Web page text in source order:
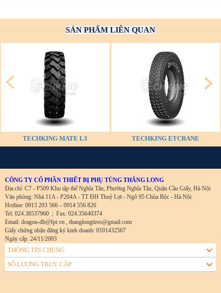
SẢN PHẨM LIÊN QUAN
TECHKING MATE L3 TECHKING ETCRANE
CÔNG TY CỔ PHẦN THIẾT BỊ PHỤ TÙNG THĂNG LONG
Địa chỉ: C7 - P509 Khu tập thể Nghĩa Tân, Phường Nghĩa Tân, Quận Cầu Giấy, Hà Nội
Văn phòng: Nhà 11A - P204A - TT ĐH Thuỷ Lợi - Ngõ 95 Chùa Bộc - Hà Nội
Hotline: 0913 203 566 – 0914 556 826
Tel: 024.38537960 ; Fax: 024.35640374
Email: dragon-dh@fpt.vn , thanglongtires@gmail.com
Giấy chứng nhận đăng ký kinh doanh: 0101432567
Ngày cấp: 24/11/2003
THÔNG TIN CHUNG
SỐ LƯỢNG TRUY CẬP